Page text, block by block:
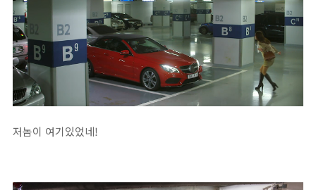
저놈이 여기있었네!